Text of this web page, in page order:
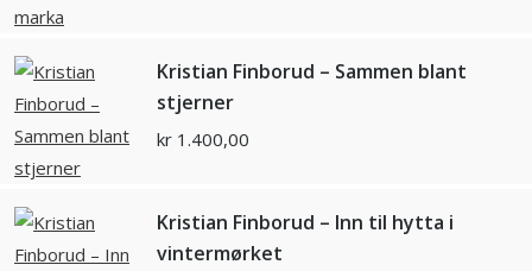
Kristian Finborud – Sammen blant
stjerner
kr 1.400,00
Kristian Finborud – Inn til hytta i
vintermørket